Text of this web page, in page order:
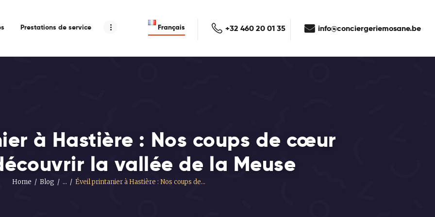
Prestations de service Français +32 460 20 01 35 info@conciergeriemosane.be
à Hastière : Nos coups de cœur
la vallée de la Meuse
Home Blog ... Éveil printanier à Hastière : Nos coups de...